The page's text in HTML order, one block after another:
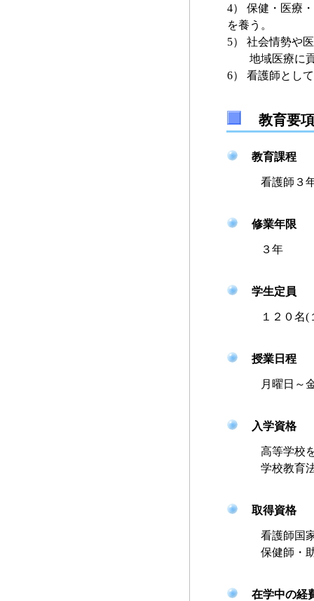
4） 保健・医療
を養う。
5） 社会情勢や
地域医療に貢
6） 看護師とし
教育要項
教育課程
看護師３年
修業年限
３年
学生定員
１２０名(１
授業日程
月曜日～金
入学資格
高等学校を
学校教育法第
取得資格
看護師国家
保健師・
在学中の経